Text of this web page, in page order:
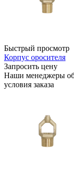
Быстрый просмотр
Корпус оросителя
Запросить цену
Наши менеджеры
условия заказа